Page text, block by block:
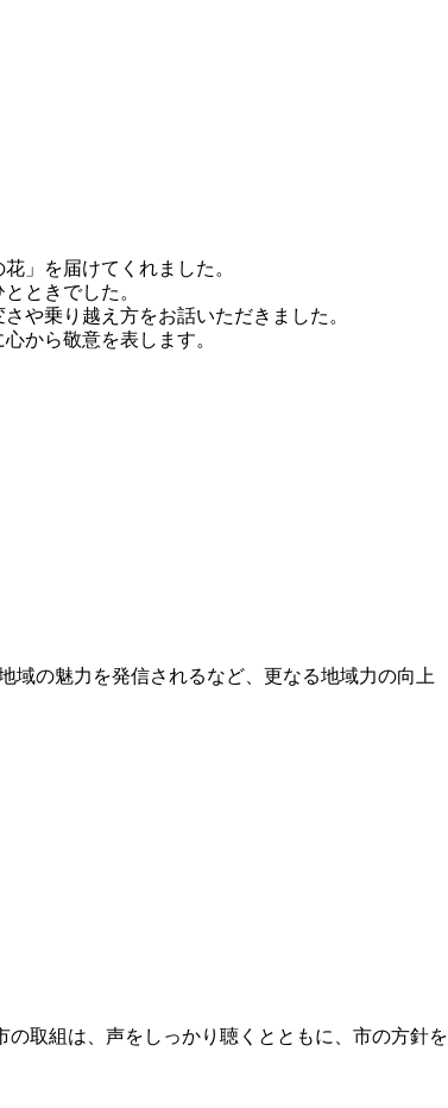
」を届けてくれました。
ときでした。
や乗り越え方をお話いただきました。
から敬意を表します。
域の魅力を発信されるなど、更なる地域力の向上
取組は、声をしっかり聴くとともに、市の方針を